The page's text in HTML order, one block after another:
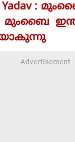
Yadav :
മുംബൈ